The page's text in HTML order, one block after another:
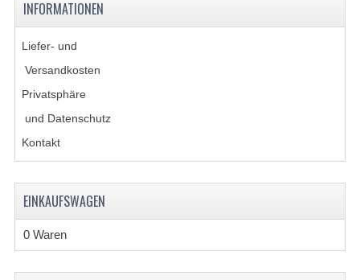
SCHUTZBLECHE UND KENNZEICHENTRAG
BLINKER
INFORMATIONEN
Liefer- und
Versandkosten
Privatsphäre
und Datenschutz
Kontakt
EINKAUFSWAGEN
0 Waren